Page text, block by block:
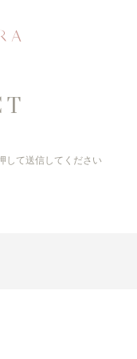
して送信してください